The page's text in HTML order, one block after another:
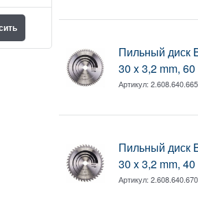
Пильный диск
30 x 3,2 mm,
Артикул:2.608.640.665
Пильный диск
30 x 3,2 mm,
Артикул:2.608.640.670